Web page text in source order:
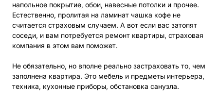
напольное покрытие, обои, навесные потолки и прочее.
Естественно, пролитая на ламинат чашка кофе не
считается страховым случаем. А вот если вас затопят
соседи, и вам потребуется ремонт квартиры, страховая
компания в этом вам поможет.
Не обязательно, но вполне реально застраховать то, чем
заполнена квартира. Это мебель и предметы интерьера,
техника, кухонные приборы, обстановка санузла.